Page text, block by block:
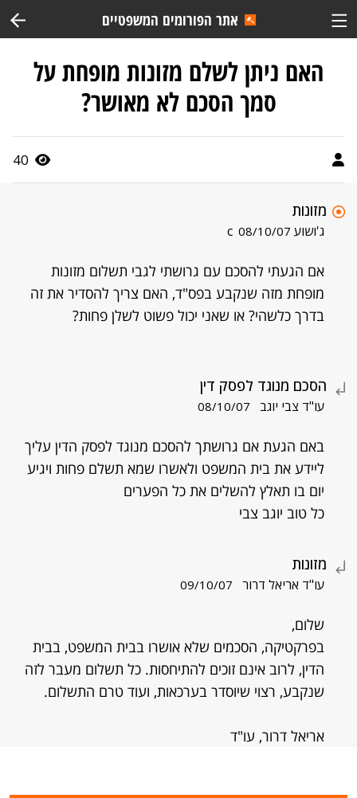
אתר הפורומים המשפטיים
האם ניתן לשלם מזונות מופחת על
סמך הסכם לא מאושר?
40
מזונות
ג'ושוע c 08/10/07
אם הגעתי להסכם עם גרושתי לגבי תשלום מזונות
מופחת מזה שנקבע בפס"ד, האם צריך להסדיר את זה
בדרך כלשהי? או שאני יכול פשוט לשלן פחות?
הסכם מנוגד לפסק דין
עו"ד צבי יוגב 08/10/07
באם הגעת אם גרושתך להסכם מנוגד לפסק הדין עליך
ליידע את בית המשפט ולאשרו שמא תשלם פחות ויגיע
יום בו תאלץ להשלים את כל הפערים
כל טוב יוגב צבי
מזונות
עו"ד אריאל דרור 09/10/07
שלום,
בפרקטיקה, הסכמים שלא אושרו בבית המשפט, בבית
הדין, לרוב אינם זוכים להתיחסות. כל תשלום מעבר לזה
שנקבע, רצוי שיוסדר בערכאות, ועוד טרם התשלום.
אריאל דרור, עו"ד